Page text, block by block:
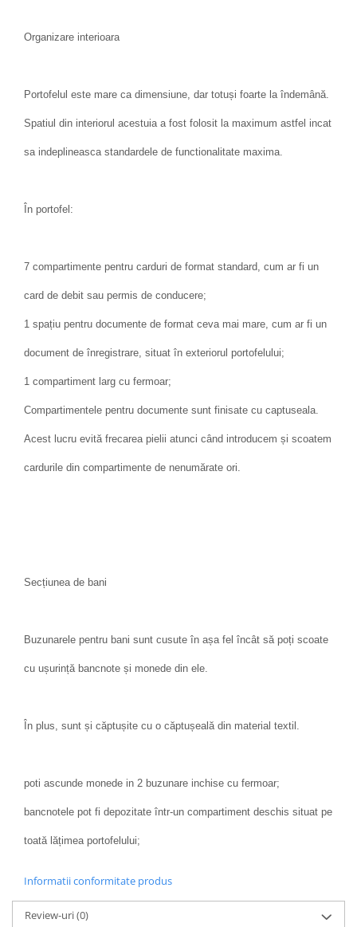
Organizare interioara
Portofelul este mare ca dimensiune, dar totuși foarte la îndemână.
Spatiul din interiorul acestuia a fost folosit la maximum astfel incat
sa indeplineasca standardele de functionalitate maxima.
În portofel:
7 compartimente pentru carduri de format standard, cum ar fi un
card de debit sau permis de conducere;
1 spațiu pentru documente de format ceva mai mare, cum ar fi un
document de înregistrare, situat în exteriorul portofelului;
1 compartiment larg cu fermoar;
Compartimentele pentru documente sunt finisate cu captuseala.
Acest lucru evită frecarea pielii atunci când introducem și scoatem
cardurile din compartimente de nenumărate ori.
Secțiunea de bani
Buzunarele pentru bani sunt cusute în așa fel încât să poți scoate
cu ușurință bancnote și monede din ele.
În plus, sunt și căptușite cu o căptușeală din material textil.
poti ascunde monede in 2 buzunare inchise cu fermoar;
bancnotele pot fi depozitate într-un compartiment deschis situat pe
toată lățimea portofelului;
Informatii conformitate produs
Review-uri(0)